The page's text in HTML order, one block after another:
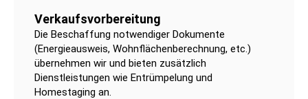
Verkaufsvorbereitung
Die Beschaffung notwendiger Dokumente
(Energieausweis, Wohnflächenberechnung, etc.)
übernehmen wir und bieten zusätzlich
Dienstleistungen wie Entrümpelung und
Homestaging an.